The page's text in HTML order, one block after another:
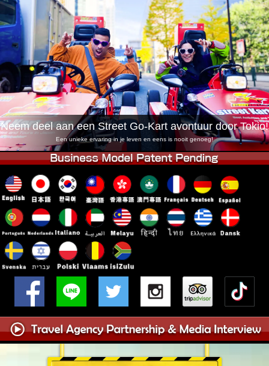
Toegang Ervaringen FAQ
Bedrijf Boekingen
Winkel wijzigen
Tokyo Shinagawa Tokyo Akihabara#1
Tokyo Akihabara#2 Tokyo Shibuya
Tokyo Shibuya Annex Tokyo Bay
Tokyo Asakusa Osaka
Okinawa
Neem deel aan een Street Go-Kart avontuur door Tokio!
Een unieke ervaring in je leven en eens is nooit genoeg!